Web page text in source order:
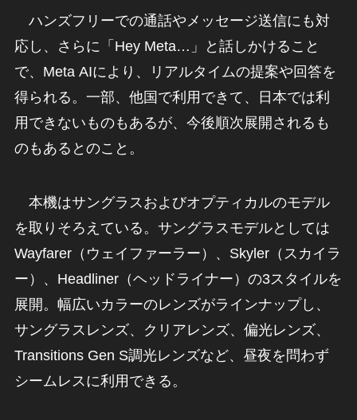
ハンズフリーでの通話やメッセージ送信にも対
応し、さらに「Hey Meta…」と話しかけること
で、Meta AIにより、リアルタイムの提案や回答を
得られる。一部、他国で利用できて、日本では利
用できないものもあるが、今後順次展開されるも
のもあるとのこと。
本機はサングラスおよびオプティカルのモデル
を取りそろえている。サングラスモデルとしては
Wayfarer（ウェイファーラー）、Skyler（スカイラ
ー）、Headliner（ヘッドライナー）の3スタイルを
展開。幅広いカラーのレンズがラインナップし、
サングラスレンズ、クリアレンズ、偏光レンズ、
Transitions Gen S調光レンズなど、昼夜を問わず
シームレスに利用できる。